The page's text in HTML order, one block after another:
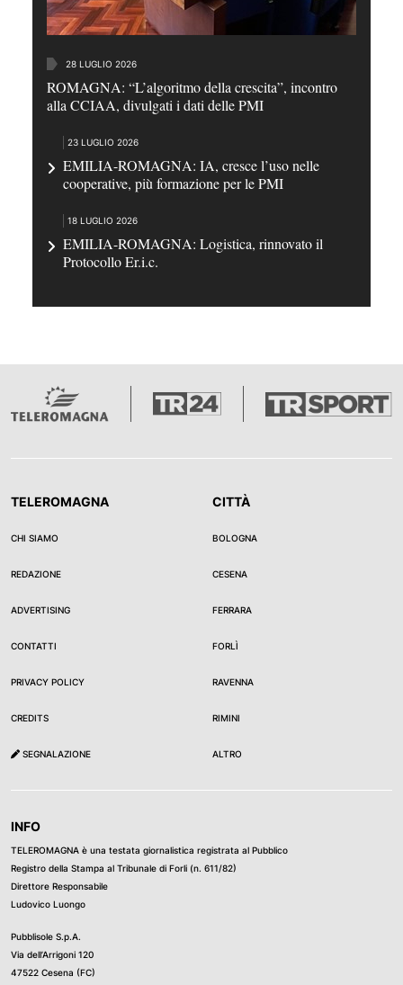
28 LUGLIO 2026
ROMAGNA: “L’algoritmo della crescita”, incontro
alla CCIAA, divulgati i dati delle PMI
23 LUGLIO 2026
EMILIA-ROMAGNA: IA, cresce l’uso nelle
cooperative, più formazione per le PMI
18 LUGLIO 2026
EMILIA-ROMAGNA: Logistica, rinnovato il
Protocollo Er.i.c.
TELEROMAGNA
CHI SIAMO
REDAZIONE
ADVERTISING
CONTATTI
PRIVACY POLICY
CREDITS
SEGNALAZIONE
CITTÀ
BOLOGNA
CESENA
FERRARA
FORLÌ
RAVENNA
RIMINI
ALTRO
INFO
TELEROMAGNA è una testata giornalistica registrata al Pubblico
Registro della Stampa al Tribunale di Forli (n. 611/82)
Direttore Responsabile
Ludovico Luongo
Pubblisole S.p.A.
Via dell’Arrigoni 120
47522 Cesena (FC)